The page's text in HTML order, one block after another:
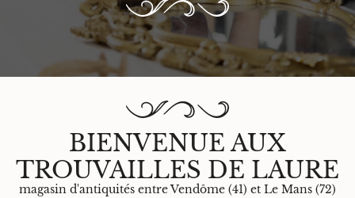
Recopier le code ci-contre
Rafraîchir le captcha
En cochant cette case, vous consentez à recevoir nos propositions commerciales
à l'adresse email indiqué ci-dessus. Vous pouvez vous désinscrire à tout moment
en utilisant
le formulaire de désinscription.
BIENVENUE AUX
TROUVAILLES DE LAURE
magasin d'antiquités entre Vendôme (41) et Le Mans (72)